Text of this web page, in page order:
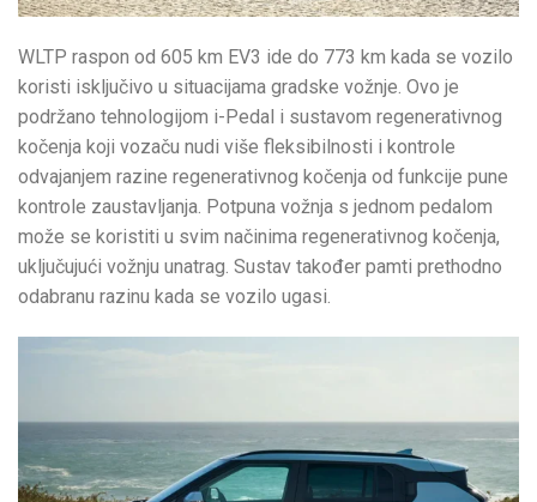
WLTP raspon od 605 km EV3 ide do 773 km kada se vozilo
koristi isključivo u situacijama gradske vožnje. Ovo je
podržano tehnologijom i-Pedal i sustavom regenerativnog
kočenja koji vozaču nudi više fleksibilnosti i kontrole
odvajanjem razine regenerativnog kočenja od funkcije pune
kontrole zaustavljanja. Potpuna vožnja s jednom pedalom
može se koristiti u svim načinima regenerativnog kočenja,
uključujući vožnju unatrag. Sustav također pamti prethodno
odabranu razinu kada se vozilo ugasi.